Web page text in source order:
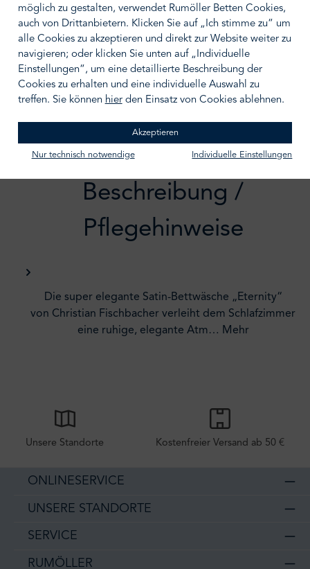
IN DEN WARENKORB
Zum Merkzettel hinzufügen
Beschreibung /
Pflegehinweise
Die super elegante Satin-Bettwäsche „Eternity“
von Christian Fischbacher verleiht dem Schlafzimmer
eine ruhige, elegante Atm… Mehr
Unsere Standorte Kostenfreier Versand ab 50 €
ONLINESERVICE
UNSERE STANDORTE
SERVICE
RUMÖLLER
möglich zu gestalten, verwendet Rumöller Betten Cookies,
auch von Drittanbietern. Klicken Sie auf „Ich stimme zu“ um
alle Cookies zu akzeptieren und direkt zur Website weiter zu
navigieren; oder klicken Sie unten auf „Individuelle
Einstellungen“, um eine detaillierte Beschreibung der
Cookies zu erhalten und eine individuelle Auswahl zu
treffen. Sie können hierden Einsatz von Cookies ablehnen.
Akzeptieren
Nur technisch notwendige Individuelle Einstellungen